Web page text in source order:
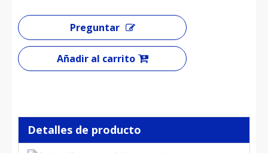
Preguntar
Añadir al carrito
Detalles de producto